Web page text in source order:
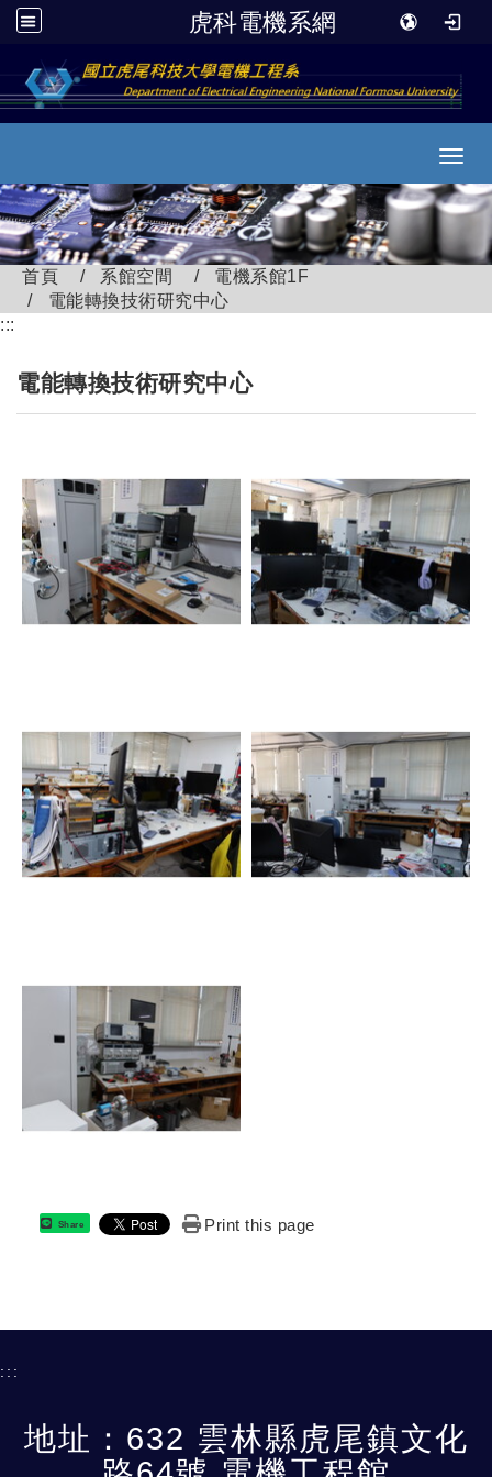
虎科電機系網
跳到主要內容
首頁 系館空間
電機系館1F
電能轉換技術研究中心
:::
電能轉換技術研究中心
Share Print this page
:::
地址：632 雲林縣虎尾鎮文化